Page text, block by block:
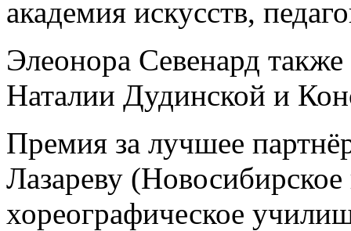
академия искусств,
Элеонора Севенард
Наталии Дудинской и
Премия за лучшее
Лазареву (Новосибирское
хореографическое